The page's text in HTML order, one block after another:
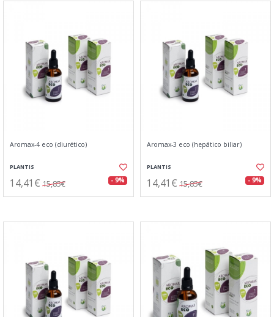
Aromax-4 eco (diurético)
PLANTIS
14,41€ 15,85€ - 9%
Aromax-3 eco (hepático biliar)
PLANTIS
14,41€ 15,85€ - 9%